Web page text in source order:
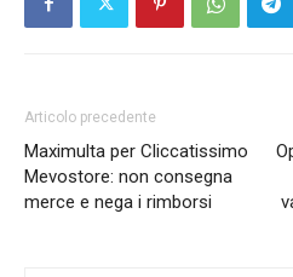
Articolo precedente
Maximulta per Cliccatissimo
Mevostore: non consegna
merce e nega i rimborsi